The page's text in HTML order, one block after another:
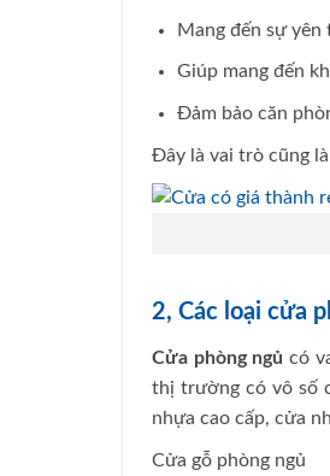
Mang đến sự
Giúp mang đến
Đảm bảo căn
Đây là vai trò cũng
2, Các loại cửa
Cửa phòng ngủ có
thị trường có vô số
nhựa cao cấp, cửa
Cửa gỗ phòng ngủ